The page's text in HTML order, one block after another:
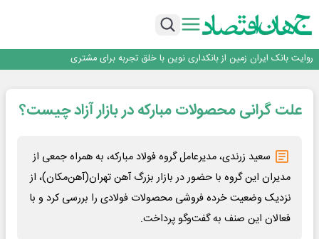
اجرای برنامه تحول بانک با تمرکز بر منابع پایدار، درآمدهای کارمزدی و بازسازی اعتماد
داد
روایت بانک ایران زمین از بانکداری نوین با خلق تجربه برای مشتری
سرپرست اداره کل روابط عمومی بیمه مرکزی منصوب شد
اجرای برنامه تحول بانک با تمرکز بر منابع پایدار، درآمدهای کارمزدی و بازسازی اعتماد
بانک مهر ایران بیش از ۷۰ میلیارد تومان به برنامه‌های مسئولیت اجتماعی اختصاص
علت گرانی محصولات مبارکه در بازار آزاد چیست؟
سعید زرندی، مدیرعامل گروه فولاد مبارکه، به همراه جمعی از
مدیران این گروه با حضور در بازار بزرگ آهن تهران(آهن‌مکان)، از
نزدیک وضعیت خرده فروشی محصولات فولادی را بررسی کرد و با
فعالان این صنف به گفت‌وگو پرداخت.